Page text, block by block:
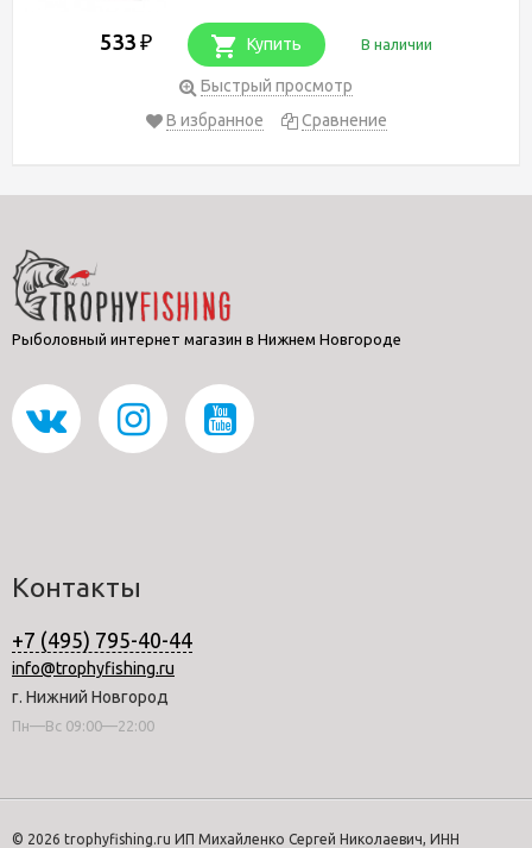
533 ₽ Купить В наличии
Быстрый просмотр
В избранное
Сравнение
Рыболовный интернет магазин в Нижнем Новгороде
Контакты
+7 (495) 795-40-44
info@trophyfishing.ru
г. Нижний Новгород
Пн—Вс 09:00—22:00
© 2026 trophyfishing.ru ИП Михайленко Сергей Николаевич, ИНН